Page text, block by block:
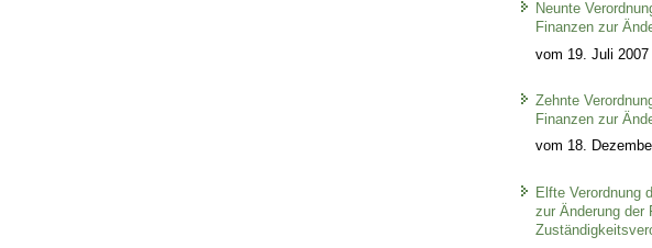
Neunte
Finanzen zur
vom 19. Juli
Zehnte
Finanzen zur
vom 18.
Elfte Verordnung
zur Änderung der